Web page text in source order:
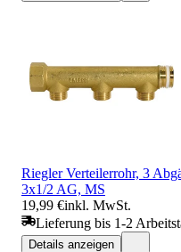
Riegler Verteilerrohr, 3
3x1/2 AG, MS
19,99 €inkl. MwSt.
Lieferung bis 1-2
Details anzeigen